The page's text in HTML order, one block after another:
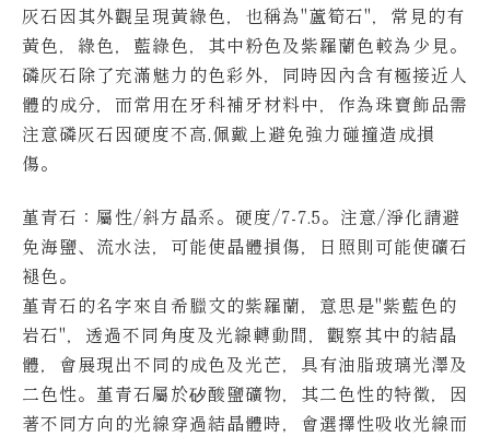
灰石因其外觀呈現黃綠色，也稱為"蘆筍石"，常見的有
黃色，綠色，藍綠色，其中粉色及紫羅蘭色較為少見。
磷灰石除了充滿魅力的色彩外，同時因內含有極接近人
體的成分，而常用在牙科補牙材料中，作為珠寶飾品需
注意磷灰石因硬度不高,佩戴上避免強力碰撞造成損
傷。
堇青石：屬性/斜方晶系。硬度/7-7.5。 注意/淨化請避
免海鹽、流水法，可能使晶體損傷，日照則可能使礦石
褪色。
堇青石的名字來自希臘文的紫羅蘭，意思是"紫藍色的
岩石"，透過不同角度及光線轉動間，觀察其中的結晶
體，會展現出不同的成色及光芒，具有油脂玻璃光澤及
二色性。 堇青石屬於矽酸鹽礦物，其二色性的特徵，因
著不同方向的光線穿過結晶體時，會選擇性吸收光線而